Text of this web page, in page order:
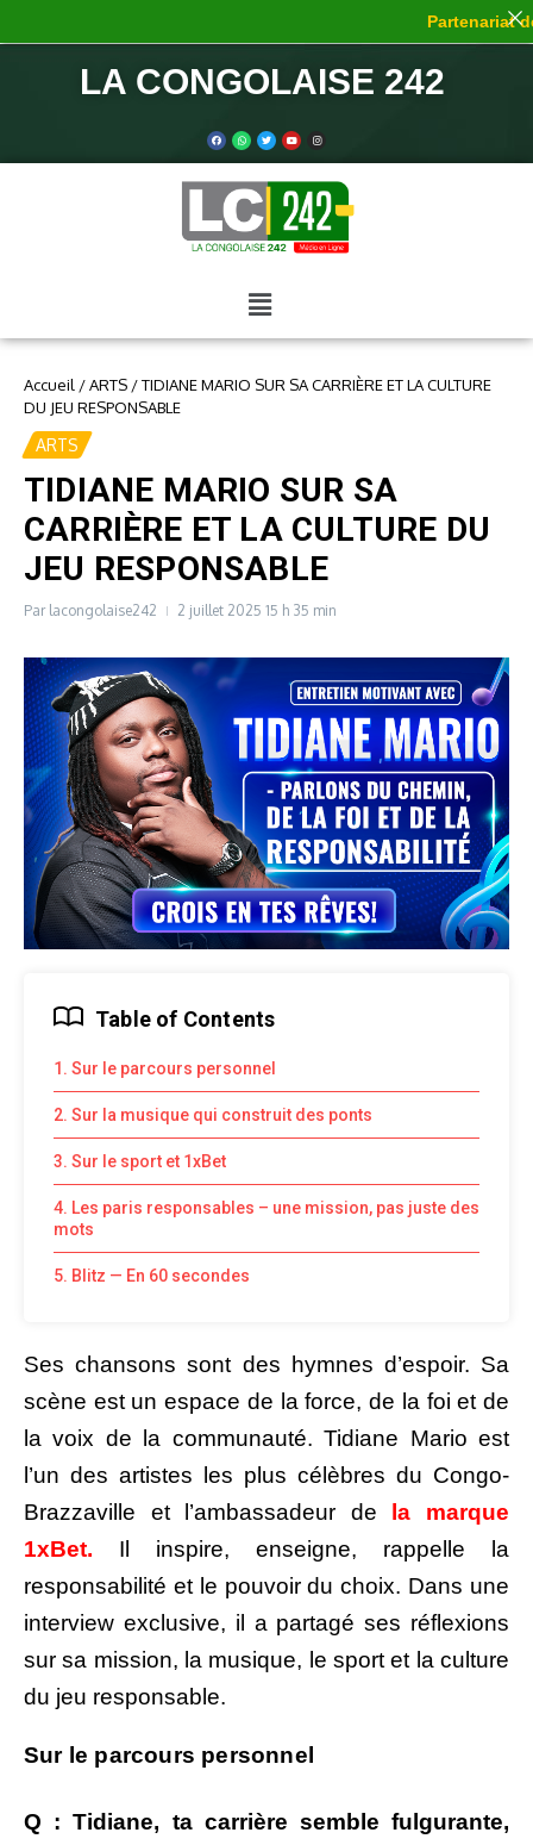
LA CONGOLAISE 242
Accueil /ARTS /TIDIANE MARIO SUR SA CARRIÈRE ET LA CULTURE
DU JEU RESPONSABLE
ARTS
TIDIANE MARIO SUR SA
CARRIÈRE ET LA CULTURE DU
JEU RESPONSABLE
Par lacongolaise242 2 juillet 2025 15 h 35 min
Table of Contents
1. Sur le parcours personnel
2. Sur la musique qui construit des ponts
3. Sur le sport et 1xBet
4. Les paris responsables – une mission, pas juste des
mots
5. Blitz — En 60 secondes
Ses chansons sont des hymnes d’espoir. Sa
scène est un espace de la force, de la foi et de
la voix de la communauté. Tidiane Mario est
l’un des artistes les plus célèbres du Congo-
Brazzaville et l’ambassadeur de la marque
1xBet. Il inspire, enseigne, rappelle la
responsabilité et le pouvoir du choix. Dans une
interview exclusive, il a partagé ses réflexions
sur sa mission, la musique, le sport et la culture
du jeu responsable.
Sur le parcours personnel
Q : Tidiane, ta carrière semble fulgurante,
Partenariat de